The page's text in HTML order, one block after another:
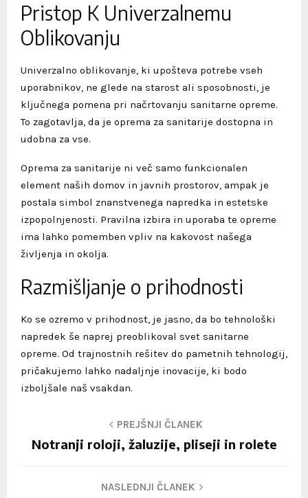
Pristop K Univerzalnemu
Oblikovanju
Univerzalno oblikovanje, ki upošteva potrebe vseh
uporabnikov, ne glede na starost ali sposobnosti, je
ključnega pomena pri načrtovanju sanitarne opreme.
To zagotavlja, da je oprema za sanitarije dostopna in
udobna za vse.
Oprema za sanitarije ni več samo funkcionalen
element naših domov in javnih prostorov, ampak je
postala simbol znanstvenega napredka in estetske
izpopolnjenosti. Pravilna izbira in uporaba te opreme
ima lahko pomemben vpliv na kakovost našega
življenja in okolja.
Razmišljanje o prihodnosti
Ko se ozremo v prihodnost, je jasno, da bo tehnološki
napredek še naprej preoblikoval svet sanitarne
opreme. Od trajnostnih rešitev do pametnih tehnologij,
pričakujemo lahko nadaljnje inovacije, ki bodo
izboljšale naš vsakdan.
PREJŠNJI ČLANEK
Notranji roloji, žaluzije, pliseji in rolete
NASLEDNJI ČLANEK